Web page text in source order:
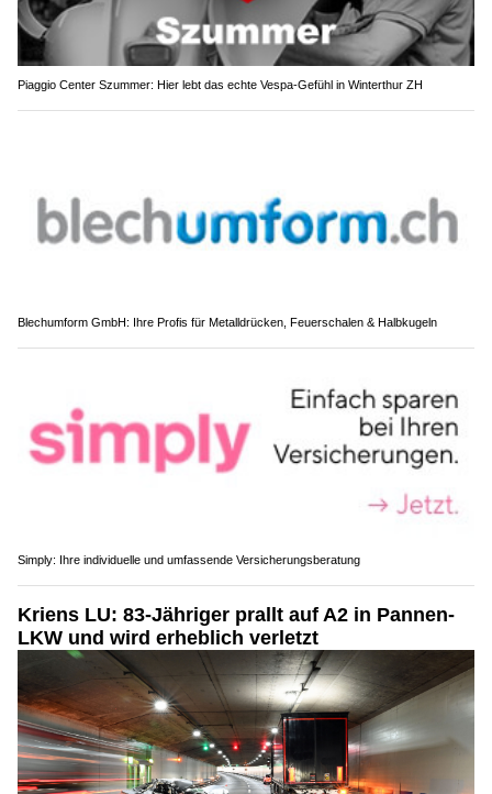
Piaggio Center Szummer: Hier lebt das echte Vespa-Gefühl in Winterthur ZH
Blechumform GmbH: Ihre Profis für Metalldrücken, Feuerschalen & Halbkugeln
Simply: Ihre individuelle und umfassende Versicherungsberatung
Kriens LU: 83-Jähriger prallt auf A2 in Pannen-
LKW und wird erheblich verletzt